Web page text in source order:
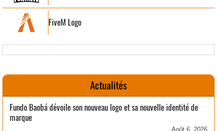
FiveM Logo
Actualités
Fundo Baobá dévoile son nouveau logo et sa nouvelle identité de
marque
Août 6, 2026